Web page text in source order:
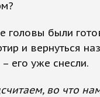
головы были
и вернуться
его уже снесли.
во что